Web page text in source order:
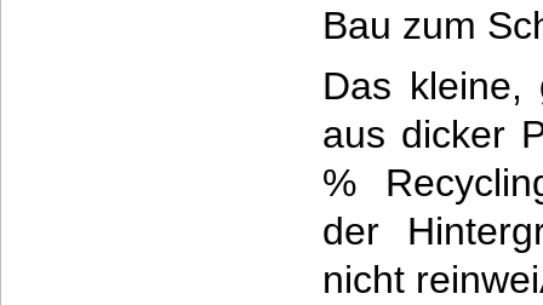
Bau zum
Das kleine,
aus dicker
%
der
nicht